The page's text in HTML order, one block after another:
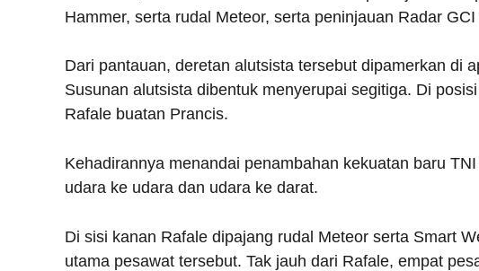
Hammer, serta rudal Meteor, serta peninjauan Radar
Dari pantauan, deretan alutsista tersebut dipamerkan di
Susunan alutsista dibentuk menyerupai segitiga. Di
Rafale buatan Prancis.
Kehadirannya menandai penambahan kekuatan baru
udara ke udara dan udara ke darat.
Di sisi kanan Rafale dipajang rudal Meteor serta Smart
utama pesawat tersebut. Tak jauh dari Rafale, empat